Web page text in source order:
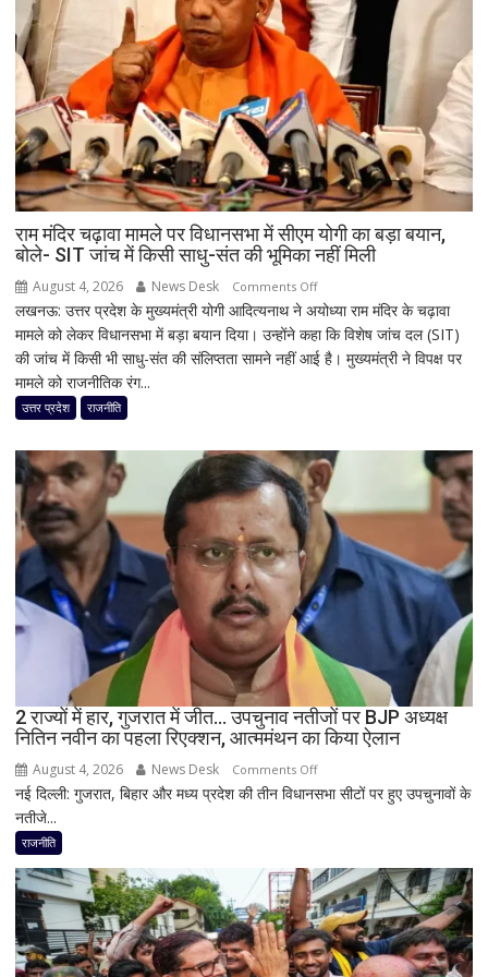
और
पूर्वोत्तर
तक
आज
मूसलाधार
बारिश,
जानिए
दिल्ली
समेत
देशभर
का
राम मंदिर चढ़ावा मामले पर विधानसभा में सीएम योगी का बड़ा बयान,
बोले- SIT जांच में किसी साधु-संत की भूमिका नहीं मिली
August 4, 2026 News Desk Comments Offon
राम
मंदिर
चढ़ावा
में
सीएम
योगी
का
बड़ा
बयान,
बोले-
SIT
जांच
में
किसी
साधु-
संत
की
भूमिका
लखनऊ: उत्तर प्रदेश के मुख्यमंत्री योगी आदित्यनाथ ने अयोध्या राम मंदिर के चढ़ावा
मामले को लेकर विधानसभा में बड़ा बयान दिया। उन्होंने कहा कि विशेष जांच दल (SIT)
की जांच में किसी भी साधु-संत की संलिप्तता सामने नहीं आई है। मुख्यमंत्री ने विपक्ष पर
मामले को राजनीतिक रंग...
उत्तर प्रदेश राजनीति
2 राज्यों में हार, गुजरात में जीत… उपचुनाव नतीजों पर BJP अध्यक्ष
नितिन नवीन का पहला रिएक्शन, आत्ममंथन का किया ऐलान
August 4, 2026 News Desk Comments Offon
2
गुजरात
में
जीत…
उपचुनाव
नई दिल्ली: गुजरात, बिहार और मध्य प्रदेश की तीन विधानसभा सीटों पर हुए उपचुनावों के
नतीजे...
राजनीति